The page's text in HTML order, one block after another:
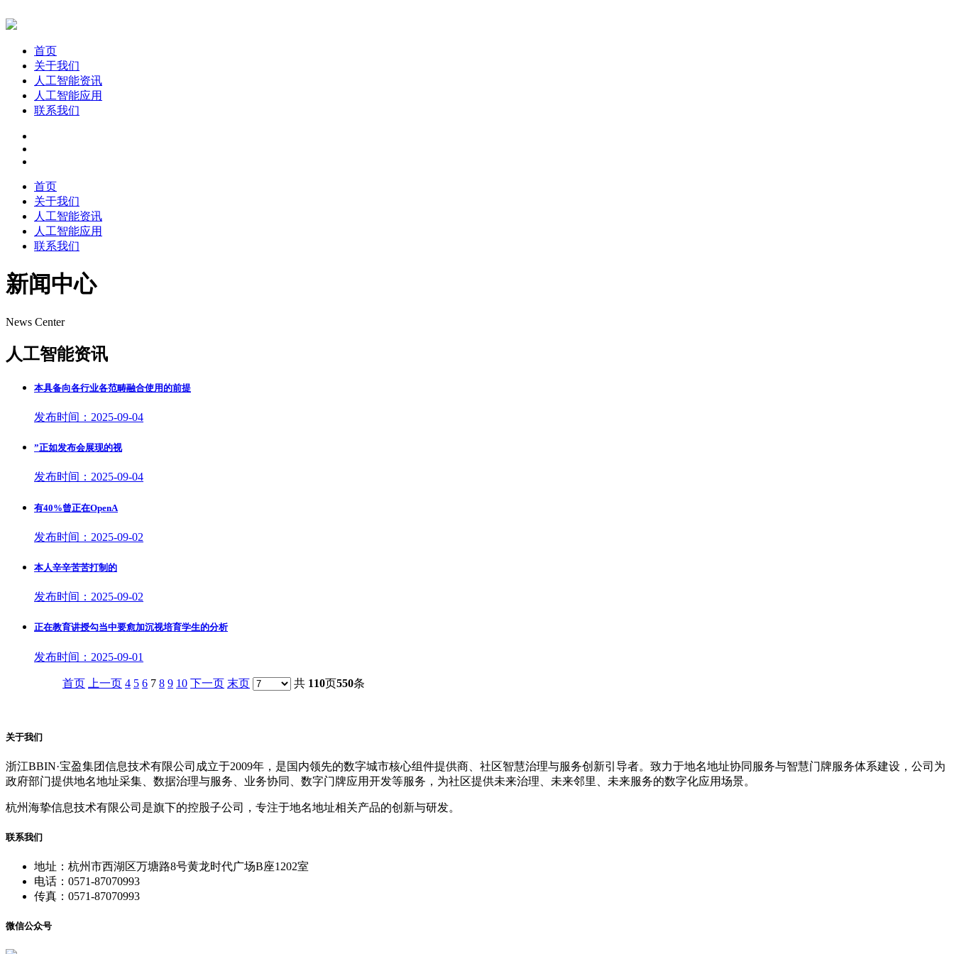
首页
关于我们
人工智能资讯
人工智能应用
联系我们
首页
关于我们
人工智能资讯
人工智能应用
联系我们
新闻中心
News Center
人工智能资讯
本具备向各行业各范畴融合使用的前提
发布时间：2025-09-04
”正如发布会展现的视
发布时间：2025-09-04
有40%曾正在OpenA
发布时间：2025-09-02
本人辛辛苦苦打制的
发布时间：2025-09-02
正在教育讲授勾当中要愈加沉视培育学生的分析
发布时间：2025-09-01
首页 上一页 4 5 6 7 8 9 10 下一页 末页 共 110页550条
关于我们
浙江BBIN·宝盈集团信息技术有限公司成立于2009年，是国内领先的数字城市核心组件提供商、社区智慧治理与服务创新引导者。致力于地名地址协同服务与智慧门牌服务体系建设，公司为
政府部门提供地名地址采集、数据治理与服务、业务协同、数字门牌应用开发等服务，为社区提供未来治理、未来邻里、未来服务的数字化应用场景。
杭州海挚信息技术有限公司是旗下的控股子公司，专注于地名地址相关产品的创新与研发。
联系我们
地址：杭州市西湖区万塘路8号黄龙时代广场B座1202室
电话：0571-87070993
传真：0571-87070993
微信公众号